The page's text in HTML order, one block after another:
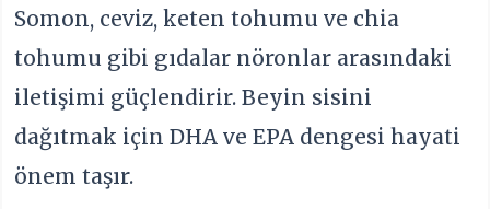
Somon, ceviz, keten tohumu ve chia
tohumu gibi gıdalar nöronlar arasındaki
iletişimi güçlendirir. Beyin sisini
dağıtmak için DHA ve EPA dengesi hayati
önem taşır.